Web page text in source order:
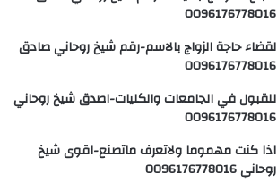
0096176778016
لقضاء حاجة الزواج بالاسم-رقم شيخ روحاني صادق
0096176778016
للقبول في الجامعات والكليات-اصدق شيخ روحاني
0096176778016
اذا كنت مهموما ولاتعرف ماتصنع-اقوى شيخ
روحاني 0096176778016